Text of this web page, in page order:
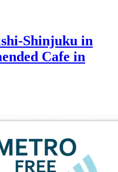
Shinjuku in
Cafe in